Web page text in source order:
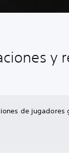
y
de jugadores